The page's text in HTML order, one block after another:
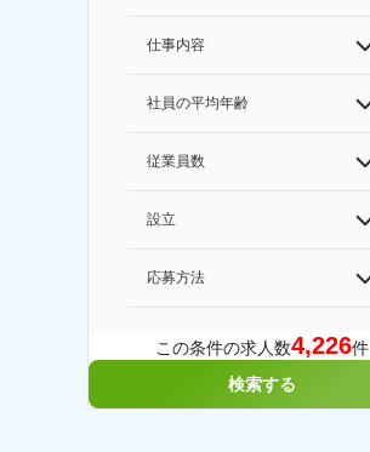
仕事内容
社員の平均年齢
従業員数
設立
応募方法
この条件の求人数4,226件
検索する